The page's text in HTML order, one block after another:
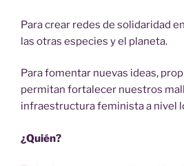
Para crear redes de solidaridad
las otras especies y el planeta.
Para fomentar nuevas ideas,
permitan fortalecer nuestros
infraestructura feminista a nivel
¿Quién?